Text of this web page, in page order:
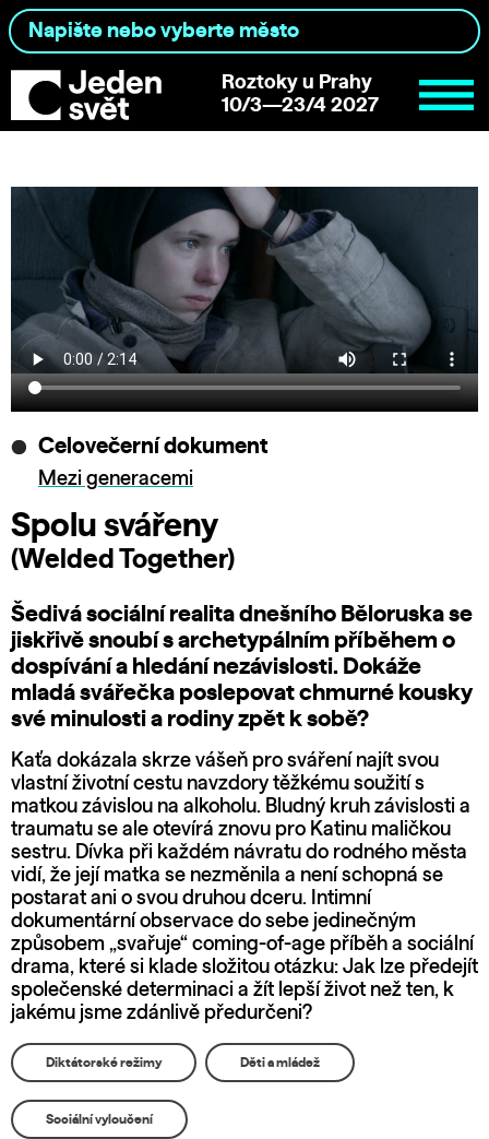
Roztoky u Prahy
10/3—23/4 2027
Celovečerní dokument
Mezi generacemi
Spolu svářeny
(Welded Together)
Šedivá sociální realita dnešního Běloruska se
jiskřivě snoubí s archetypálním příběhem o
dospívání a hledání nezávislosti. Dokáže
mladá svářečka poslepovat chmurné kousky
své minulosti a rodiny zpět k sobě?
Kaťa dokázala skrze vášeň pro sváření najít svou
vlastní životní cestu navzdory těžkému soužití s
matkou závislou na alkoholu. Bludný kruh závislosti a
traumatu se ale otevírá znovu pro Katinu maličkou
sestru. Dívka při každém návratu do rodného města
vidí, že její matka se nezměnila a není schopná se
postarat ani o svou druhou dceru. Intimní
dokumentární observace do sebe jedinečným
způsobem „svařuje“ coming-of-age příběh a sociální
drama, které si klade složitou otázku: Jak lze předejít
společenské determinaci a žít lepší život než ten, k
jakému jsme zdánlivě předurčeni?
Diktátorské režimy Děti a mládež
Sociální vyloučení